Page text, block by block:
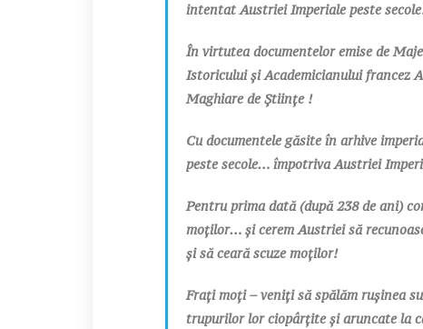
intentat Austriei Imperiale peste
În virtutea documentelor emise de
Istoricului și Academicianului francez
Maghiare de Științe !
Cu documentele găsite în arhive
peste secole… împotriva Austriei
Pentru prima dată (după 238 de ani)
moților… și cerem Austriei să
și să ceară scuze moților!
Frați moți – veniți să spălăm rușinea
trupurilor lor ciopârțite și aruncate la